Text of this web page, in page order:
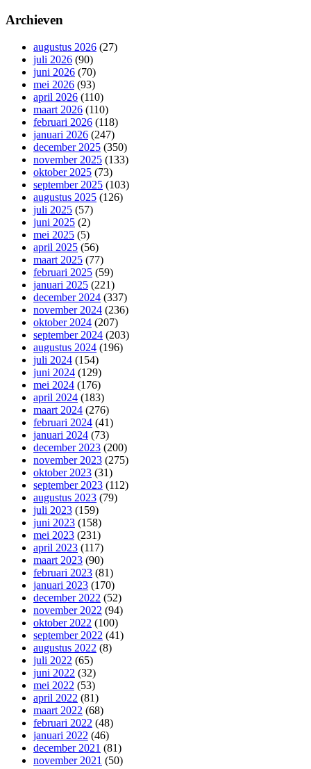
Archieven
augustus 2026 (27)
juli 2026 (90)
juni 2026 (70)
mei 2026 (93)
april 2026 (110)
maart 2026 (110)
februari 2026 (118)
januari 2026 (247)
december 2025 (350)
november 2025 (133)
oktober 2025 (73)
september 2025 (103)
augustus 2025 (126)
juli 2025 (57)
juni 2025 (2)
mei 2025 (5)
april 2025 (56)
maart 2025 (77)
februari 2025 (59)
januari 2025 (221)
december 2024 (337)
november 2024 (236)
oktober 2024 (207)
september 2024 (203)
augustus 2024 (196)
juli 2024 (154)
juni 2024 (129)
mei 2024 (176)
april 2024 (183)
maart 2024 (276)
februari 2024 (41)
januari 2024 (73)
december 2023 (200)
november 2023 (275)
oktober 2023 (31)
september 2023 (112)
augustus 2023 (79)
juli 2023 (159)
juni 2023 (158)
mei 2023 (231)
april 2023 (117)
maart 2023 (90)
februari 2023 (81)
januari 2023 (170)
december 2022 (52)
november 2022 (94)
oktober 2022 (100)
september 2022 (41)
augustus 2022 (8)
juli 2022 (65)
juni 2022 (32)
mei 2022 (53)
april 2022 (81)
maart 2022 (68)
februari 2022 (48)
januari 2022 (46)
december 2021 (81)
november 2021 (50)